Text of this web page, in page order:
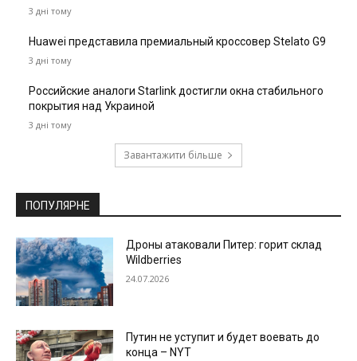
3 дні тому
Huawei представила премиальный кроссовер Stelato G9
3 дні тому
Российские аналоги Starlink достигли окна стабильного
покрытия над Украиной
3 дні тому
Завантажити більше
ПОПУЛЯРНЕ
Дроны атаковали Питер: горит склад
Wildberries
24.07.2026
Путин не уступит и будет воевать до
конца – NYT